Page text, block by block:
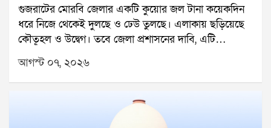
গুজরাটের মোরবি জেলার একটি কুয়োর জল টানা কয়েকদিন
ধরে নিজে থেকেই দুলছে ও ঢেউ তুলছে। এলাকায় ছড়িয়েছে
কৌতূহল ও উদ্বেগ। তবে জেলা প্রশাসনের দাবি, এটি
ভূমিকম্পের লক্ষণ নয়। বিশেষজ্ঞদের প্রাথমিক অনুমান, ভূগর্ভে
আটকে থাকা গ্যাসের চাপের কারণেই এমন ঘটনা ঘটতে পারে।
গুজরাটের মোরবি জেলার বিরপারদা (Virparda) গ্রামে এক
কৃষকের কুয়োর জলে টানা কয়েকদিন ধরে অস্বাভাবিক ঢেউ ও
আলোড়ন দেখা যাওয়ায় কৌতূহলের পাশাপাশি উদ্বেগও
আগস্ট ০৭, ২০২৬